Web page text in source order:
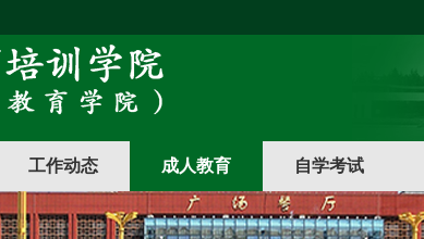
工作动态 成人教育 自学考试